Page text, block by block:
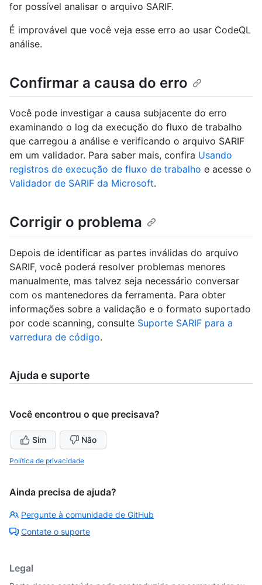
for possível analisar o arquivo SARIF.
É improvável que você veja esse erro ao usar CodeQL
análise.
Confirmar a causa do erro
Você pode investigar a causa subjacente do erro
examinando o log da execução do fluxo de trabalho
que carregou a análise e verificando o arquivo SARIF
em um validador. Para saber mais, confira Usando
registros de execução de fluxo de trabalho e acesse o
Validador de SARIF da Microsoft.
Corrigir o problema
Depois de identificar as partes inválidas do arquivo
SARIF, você poderá resolver problemas menores
manualmente, mas talvez seja necessário conversar
com os mantenedores da ferramenta. Para obter
informações sobre a validação e o formato suportado
por code scanning, consulte Suporte SARIF para a
varredura de código.
Ajuda e suporte
Você encontrou o que precisava?
Sim Não
Política de privacidade
Ainda precisa de ajuda?
Pergunte à comunidade de GitHub
Contate o suporte
Legal